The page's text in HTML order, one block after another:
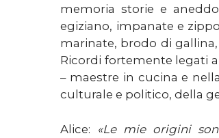
memoria storie e
egiziano, impanate e
marinate, brodo di
Ricordi fortemente legati
– maestre in cucina e
culturale e politico, della
Alice: «Le mie origini